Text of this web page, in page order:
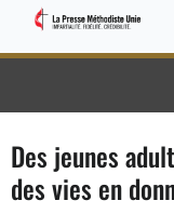
Des jeunes
des vies en